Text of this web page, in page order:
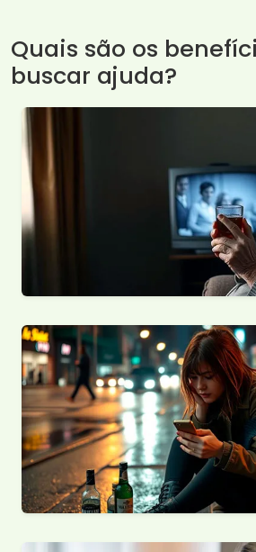
Quais são os
buscar ajuda?